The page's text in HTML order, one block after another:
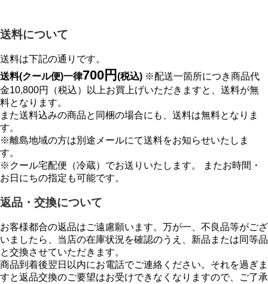
送料について
送料は下記の通りです。
送料(クール便)一律700円 (税込) ※配送一箇所につき商品代
金10,800円（税込）以上お買上げいただきますと、送料が無
料となります。
また送料込みの商品と同梱の場合にも、送料は無料となりま
す。
※離島地域の方は別途メールにて送料をお知らせいたしま
す。
※クール宅配便（冷蔵）でお送りいたします。 またお時間・
お日にちの指定も可能です。
返品・交換について
お客様都合の返品はご遠慮願います。万が一、不良品等がござ
いましたら、当店の在庫状況を確認のうえ、新品または同等品
と交換させていただきます。
商品到着後翌日以内にお電話でご連絡ください。それを過ぎま
すと返品交換のご要望はお受けできなくなりますので、ご了承